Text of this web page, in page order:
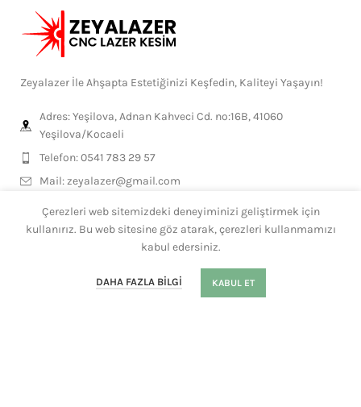
Zeyalazer İle Ahşapta Estetiğinizi Keşfedin, Kaliteyi Yaşayın!
Adres: Yeşilova, Adnan Kahveci Cd. no:16B, 41060
Yeşilova/Kocaeli
Telefon: 0541 783 29 57
Mail:zeyalazer@gmail.com
MESLEKLERE ÖZEL
Çerezleri web sitemizdeki deneyiminizi geliştirmek için
kullanırız. Bu web sitesine göz atarak, çerezleri kullanmamızı
kabul edersiniz.
DAHA FAZLA BILGI KABUL ET
Hesabım